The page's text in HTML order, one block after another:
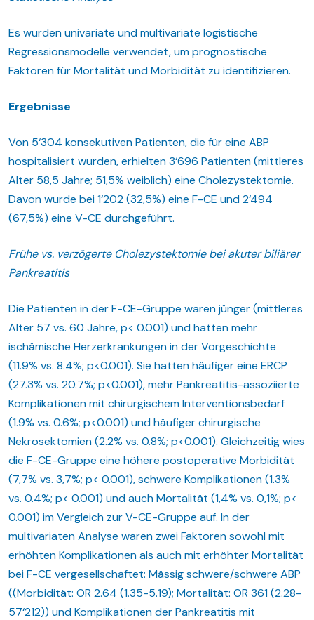
Es wurden univariate und multivariate logistische
Regressionsmodelle verwendet, um prognostische
Faktoren für Mortalität und Morbidität zu identifizieren.
Ergebnisse
Von 5‘304 konsekutiven Patienten, die für eine ABP
hospitalisiert wurden, erhielten 3‘696 Patienten (mittleres
Alter 58,5 Jahre; 51,5% weiblich) eine Cholezystektomie.
Davon wurde bei 1‘202 (32,5%) eine F-CE und 2‘494
(67,5%) eine V-CE durchgeführt.
Frühe vs. verzögerte Cholezystektomie bei akuter biliärer
Pankreatitis
Die Patienten in der F-CE-Gruppe waren jünger (mittleres
Alter 57 vs. 60 Jahre, p< 0.001) und hatten mehr
ischämische Herzerkrankungen in der Vorgeschichte
(11.9% vs. 8.4%; p<0.001). Sie hatten häufiger eine ERCP
(27.3% vs. 20.7%; p<0.001), mehr Pankreatitis-assoziierte
Komplikationen mit chirurgischem Interventionsbedarf
(1.9% vs. 0.6%; p<0.001) und häufiger chirurgische
Nekrosektomien (2.2% vs. 0.8%; p<0.001). Gleichzeitig wies
die F-CE-Gruppe eine höhere postoperative Morbidität
(7,7% vs. 3,7%; p< 0.001), schwere Komplikationen (1.3%
vs. 0.4%; p< 0.001) und auch Mortalität (1,4% vs. 0,1%; p<
0.001) im Vergleich zur V-CE-Gruppe auf. In der
multivariaten Analyse waren zwei Faktoren sowohl mit
erhöhten Komplikationen als auch mit erhöhter Mortalität
bei F-CE vergesellschaftet: Mässig schwere/schwere ABP
((Morbidität: OR 2.64 (1.35-5.19); Mortalität: OR 361 (2.28-
57‘212)) und Komplikationen der Pankreatitis mit